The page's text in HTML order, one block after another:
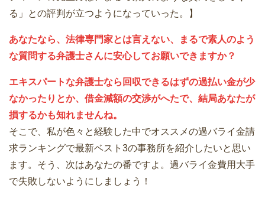
る」との評判が立つようになっていった。】
あなたなら、法律専門家とは言えない、まるで素人のよう
な質問する弁護士さんに安心してお願いできますか？
エキスパートな弁護士なら回収できるはずの過払い金が少
なかったりとか、借金減額の交渉がへたで、結局あなたが
損するかも知れませんね。
そこで、私が色々と経験した中でオススメの過バライ金請
求ランキングで最新ベスト3の事務所を紹介したいと思い
ます。そう、次はあなたの番ですよ。過バライ金費用大手
で失敗しないようにしましょう！